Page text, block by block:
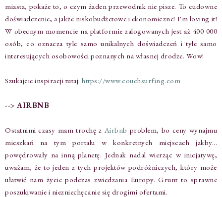
miasta, pokaże to, o czym żaden przewodnik nie pisze. To cudowne
doświadczenie, a jakże niskobudżetowe i ekonomiczne! I'm loving it!
W obecnym momencie na platformie zalogowanych jest aż 400 000
osób, co oznacza tyle samo unikalnych doświadczeń i tyle samo
interesujących osobowości poznanych na własnej drodze. Wow!
Szukajcie inspiracji tutaj: https://www.couchsurfing.com
--> AIRBNB
Ostatnimi czasy mam trochę z Airbnb problem, bo ceny wynajmu
mieszkań na tym portalu w konkretnych miejscach jakby...
powędrowały na inną planetę. Jednak nadal wierząc w inicjatywę,
uważam, że to jeden z tych projektów podróżniczych, który może
ułatwić nam życie podczas zwiedzania Europy. Grunt to sprawne
poszukiwanie i niezniechęcanie się drogimi ofertami.